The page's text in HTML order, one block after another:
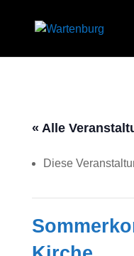
« Alle
Diese